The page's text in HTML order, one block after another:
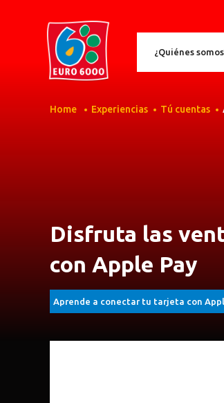
¿Quiénes
Home Experiencias Tú cuentas
Disfruta las
con Apple Pay
Aprende a conectar tu tarjeta con